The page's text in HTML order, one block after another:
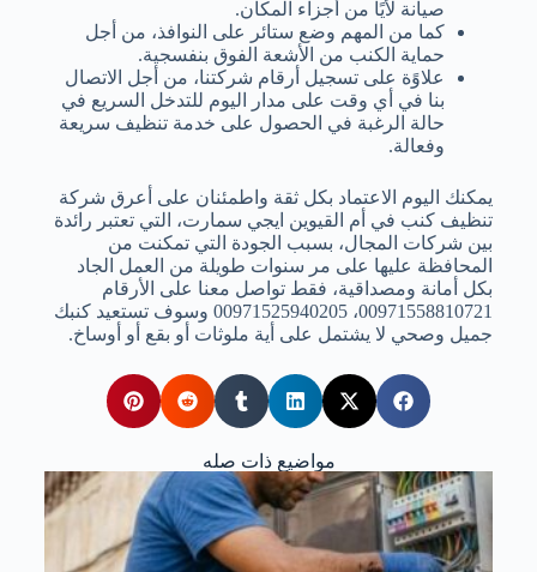
مواضيع ذات صله
صيانة لأيًا من أجزاء المكان.
كما من المهم وضع ستائر على النوافذ، من أجل
حماية الكنب من الأشعة الفوق بنفسجية.
علاوًة على تسجيل أرقام شركتنا، من أجل الاتصال
بنا في أي وقت على مدار اليوم للتدخل السريع في
حالة الرغبة في الحصول على خدمة تنظيف سريعة
وفعالة.
يمكنك اليوم الاعتماد بكل ثقة واطمئنان على أعرق شركة
تنظيف كنب في أم القيوين ايجي سمارت، التي تعتبر رائدة
بين شركات المجال، بسبب الجودة التي تمكنت من
المحافظة عليها على مر سنوات طويلة من العمل الجاد
بكل أمانة ومصداقية، فقط تواصل معنا على الأرقام
00971558810721، 00971525940205 وسوف تستعيد كنبك
جميل وصحي لا يشتمل على أية ملوثات أو بقع أو أوساخ.